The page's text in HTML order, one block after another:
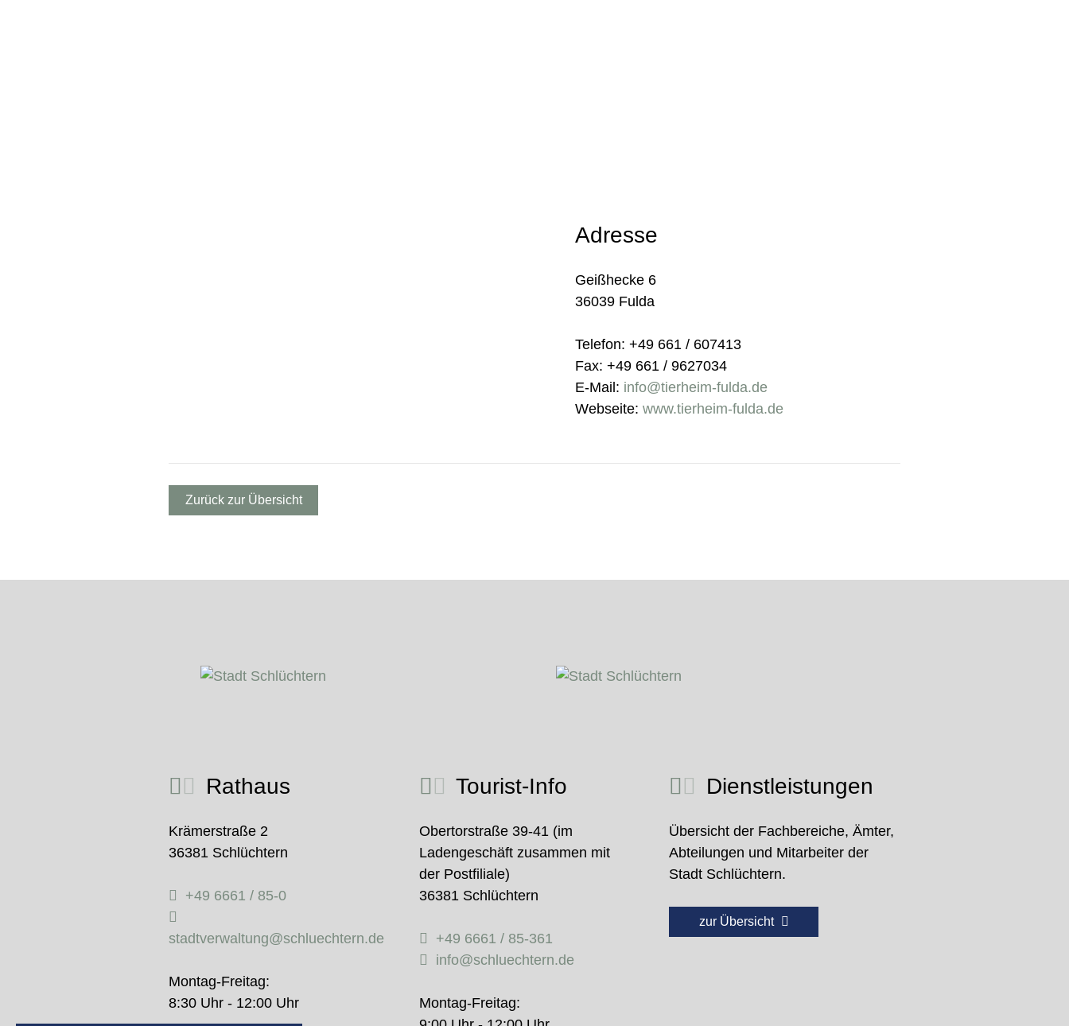
Adresse
Geißhecke 6
36039 Fulda
Telefon: +49 661 / 607413
Fax: +49 661 / 9627034
E-Mail: info@tierheim-fulda.de
Webseite:www.tierheim-fulda.de
Zurück zur Übersicht
Rathaus
Krämerstraße 2
36381 Schlüchtern
+49 6661 / 85-0
stadtverwaltung@schluechtern.de
Montag-Freitag:
8:30 Uhr - 12:00 Uhr
Tourist-Info
Obertorstraße 39-41 (im
Ladengeschäft zusammen mit
der Postfiliale)
36381 Schlüchtern
+49 6661 / 85-361
info@schluechtern.de
Montag-Freitag:
Dienstleistungen
Übersicht der Fachbereiche, Ämter,
Abteilungen und Mitarbeiter der
Stadt Schlüchtern.
zur Übersicht